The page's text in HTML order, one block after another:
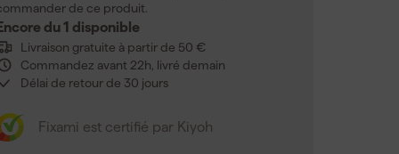
de ce produit.
du 1 disponible
Livraison gratuite à partir de 50 €
Commandez avant 22h, livré demain
Délai de retour de 30 jours
Fixami est certifié par Kiyoh